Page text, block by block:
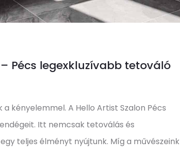
Pécs legexkluzívabb tetováló
kényelemmel. A Hello Artist Szalon Pécs
Itt nemcsak tetoválás és
teljes élményt nyújtunk. Míg a művészeink